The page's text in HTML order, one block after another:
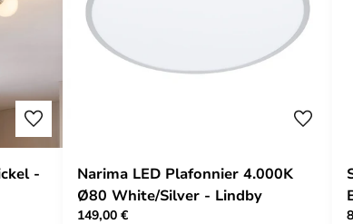
-
Narima LED Plafonnier 4.000K
Ø80 White/Silver - Lindby
149,00 €